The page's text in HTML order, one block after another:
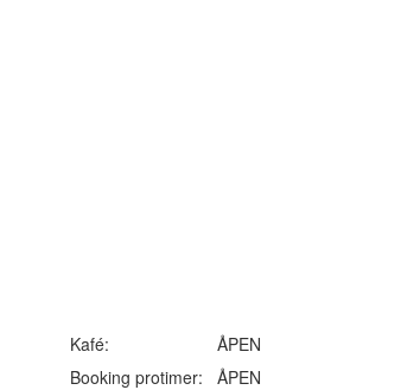
Kafé:
ÅPEN
Booking protimer:
ÅPEN